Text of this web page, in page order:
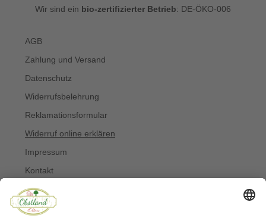
Wir sind ein bio-zertifizierter Betrieb: DE-ÖKO-006
AGB
Zahlung und Versand
Datenschutz
Widerrufsbelehrung
Reklamationsformular
Widerruf online erklären
Impressum
Kontakt
Über uns
Allergiker